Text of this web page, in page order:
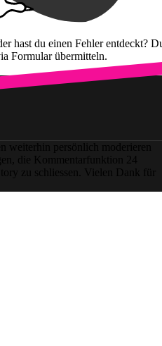
hast du einen Fehler entdeckt?
Formular übermitteln.
persönlich moderieren
die Kommentarfunktion 24
zu schliessen. Vielen Dank für